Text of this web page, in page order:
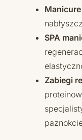
SPA
Zabiegi